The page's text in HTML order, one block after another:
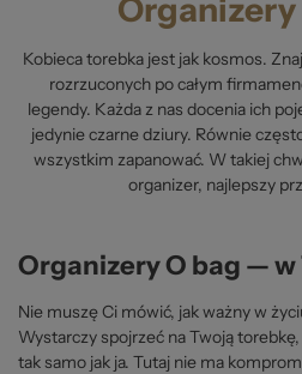
Organizery
Kobieca torebka jest jak kosmos.
rozrzuconych po całym
legendy. Każda z nas docenia ich
jedynie czarne dziury. Równie
wszystkim zapanować. W takiej
organizer, najlepszy
Organizery O bag —
Nie muszę Ci mówić, jak ważny w
Wystarczy spojrzeć na Twoją
tak samo jak ja. Tutaj nie ma